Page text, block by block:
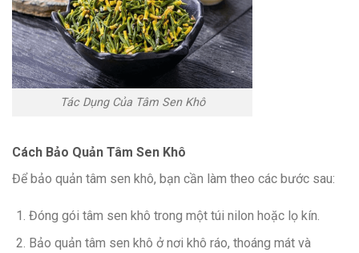
Tác Dụng Của Tâm Sen Khô
Cách Bảo Quản Tâm Sen Khô
Để bảo quản tâm sen khô, bạn cần làm theo các bước sau:
Đóng gói tâm sen khô trong một túi nilon hoặc lọ kín.
Bảo quản tâm sen khô ở nơi khô ráo, thoáng mát và